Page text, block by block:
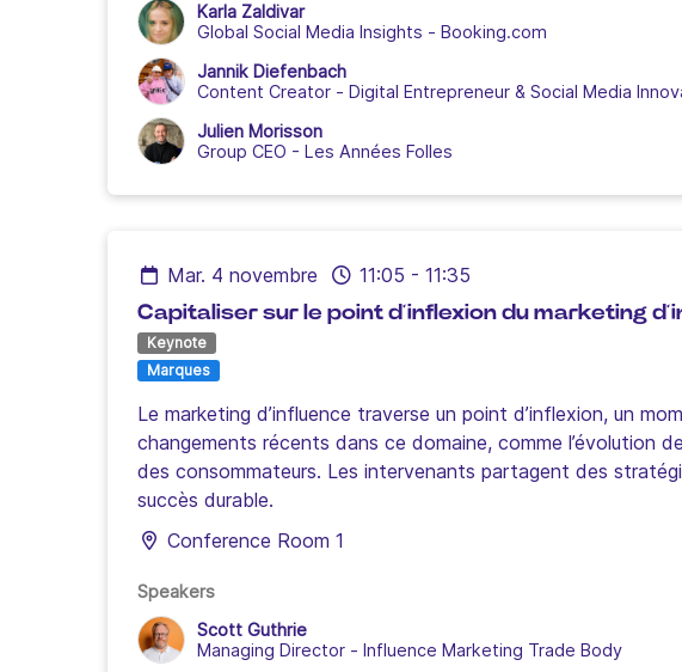
Karla Zaldivar
Global Social Media Insights - Booking.com
Jannik Diefenbach
Content Creator - Digital Entrepreneur & Social Media
Julien Morisson
Group CEO - Les Années Folles
mar. 4 novembre 11:05 - 11:35
Capitaliser sur le point d’inflexion du marketing
Keynote
Marques
Le marketing d’influence traverse un point d’inflexion, un
changements récents dans ce domaine, comme l’évolution
des consommateurs. Les intervenants partagent des
succès durable.
Conference Room 1
Speakers
Scott Guthrie
Managing Director - Influence Marketing Trade Body